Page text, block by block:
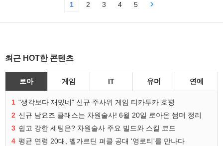
1 2 3 4 5
최근 HOT한 콘텐츠
로아 게임 IT 유머 연예
1 "생각보다 재밌네" 신규 주사위 게임 티카투카 호평
2 신규 남요즈 클래스는 차원술사! 6월 20일 로아온 썸머 정리
3 쉽고 강한 세팅은? 차원술사 주요 빌드와 스킬 코드
4 평균 연령 20대, 벨가르딘 퍼클 공대 '영로티'를 만나다